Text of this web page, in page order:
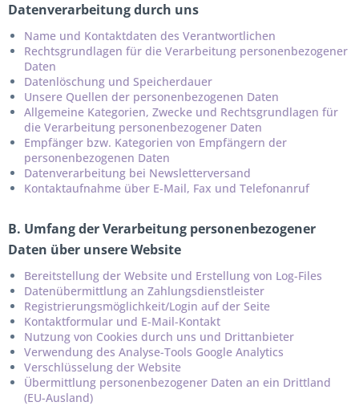
Datenverarbeitung durch uns
Name und Kontaktdaten des Verantwortlichen
Rechtsgrundlagen für die Verarbeitung personenbezogener
Daten
Datenlöschung und Speicherdauer
Unsere Quellen der personenbezogenen Daten
Allgemeine Kategorien, Zwecke und Rechtsgrundlagen für
die Verarbeitung personenbezogener Daten
Empfänger bzw. Kategorien von Empfängern der
personenbezogenen Daten
Datenverarbeitung bei Newsletterversand
Kontaktaufnahme über E-Mail, Fax und Telefonanruf
B. Umfang der Verarbeitung personenbezogener
Daten über unsere Website
Bereitstellung der Website und Erstellung von Log-Files
Datenübermittlung an Zahlungsdienstleister
Registrierungsmöglichkeit/Login auf der Seite
Kontaktformular und E-Mail-Kontakt
Nutzung von Cookies durch uns und Drittanbieter
Verwendung des Analyse-Tools Google Analytics
Verschlüsselung der Website
Übermittlung personenbezogener Daten an ein Drittland
(EU-Ausland)